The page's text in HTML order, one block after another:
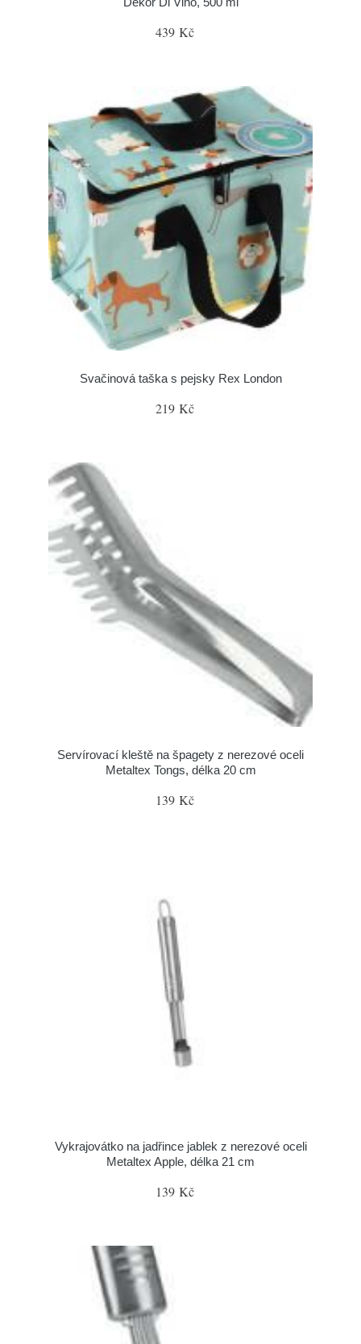
439 Kč
Svačinová taška s pejsky Rex London
219 Kč
Servírovací kleště na špagety z nerezové oceli
Metaltex Tongs, délka 20 cm
139 Kč
Vykrajovátko na jadřince jablek z nerezové oceli
Metaltex Apple, délka 21 cm
139 Kč